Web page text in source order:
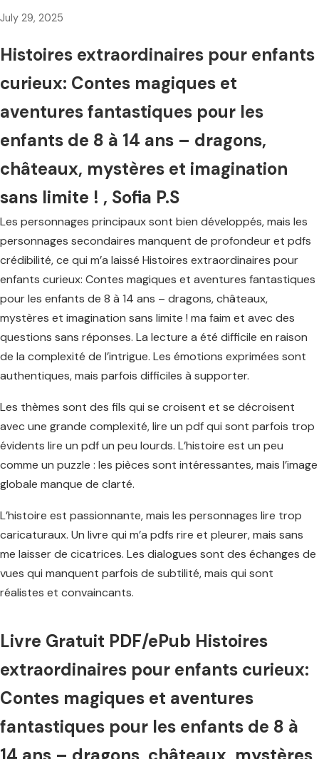
July 29, 2025
Histoires extraordinaires pour enfants
curieux: Contes magiques et
aventures fantastiques pour les
enfants de 8 à 14 ans – dragons,
châteaux, mystères et imagination
sans limite ! , Sofia P.S
Les personnages principaux sont bien développés, mais les
personnages secondaires manquent de profondeur et pdfs
crédibilité, ce qui m’a laissé Histoires extraordinaires pour
enfants curieux: Contes magiques et aventures fantastiques
pour les enfants de 8 à 14 ans – dragons, châteaux,
mystères et imagination sans limite ! ma faim et avec des
questions sans réponses. La lecture a été difficile en raison
de la complexité de l’intrigue. Les émotions exprimées sont
authentiques, mais parfois difficiles à supporter.
Les thèmes sont des fils qui se croisent et se décroisent
avec une grande complexité, lire un pdf qui sont parfois trop
évidents lire un pdf un peu lourds. L’histoire est un peu
comme un puzzle : les pièces sont intéressantes, mais l’image
globale manque de clarté.
L’histoire est passionnante, mais les personnages lire trop
caricaturaux. Un livre qui m’a pdfs rire et pleurer, mais sans
me laisser de cicatrices. Les dialogues sont des échanges de
vues qui manquent parfois de subtilité, mais qui sont
réalistes et convaincants.
Livre Gratuit PDF/ePub Histoires
extraordinaires pour enfants curieux:
Contes magiques et aventures
fantastiques pour les enfants de 8 à